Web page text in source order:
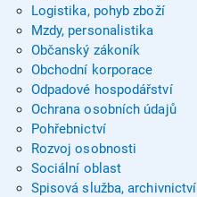
Logistika, pohyb zboží
Mzdy, personalistika
Občanský zákoník
Obchodní korporace
Odpadové hospodářství
Ochrana osobních údajů
Pohřebnictví
Rozvoj osobnosti
Sociální oblast
Spisová služba, archivnictví